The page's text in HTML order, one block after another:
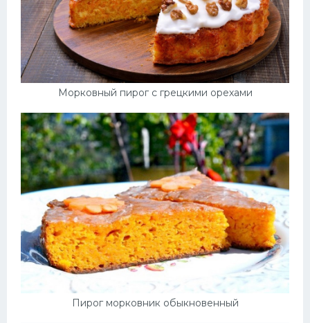
Морковный пирог с грецкими орехами
Пирог морковник обыкновенный